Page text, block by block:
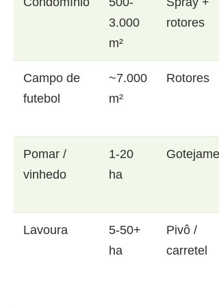
3.000
m²
rotores
Campo de
futebol
~7.000
m²
Rotores
Pomar /
vinhedo
1-20
ha
Lavoura
5-50+
ha
Pivô /
carretel